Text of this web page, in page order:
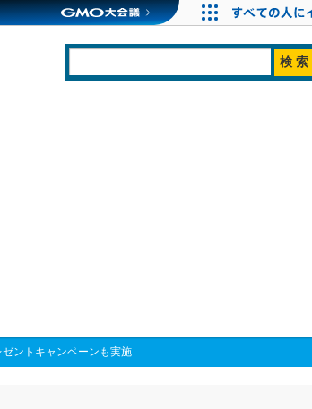
ントキャンペーンも実施